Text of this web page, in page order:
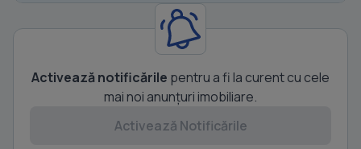
Activează notificările pentru a fi la curent cu cele
mai noi anunțuri imobiliare.
Activează Notificările